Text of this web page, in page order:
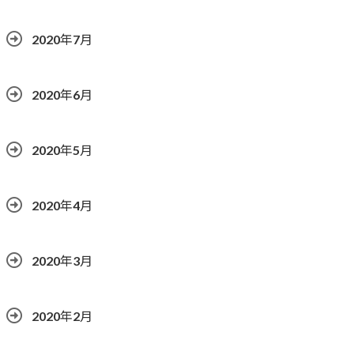
2020年7月
2020年6月
2020年5月
2020年4月
2020年3月
2020年2月